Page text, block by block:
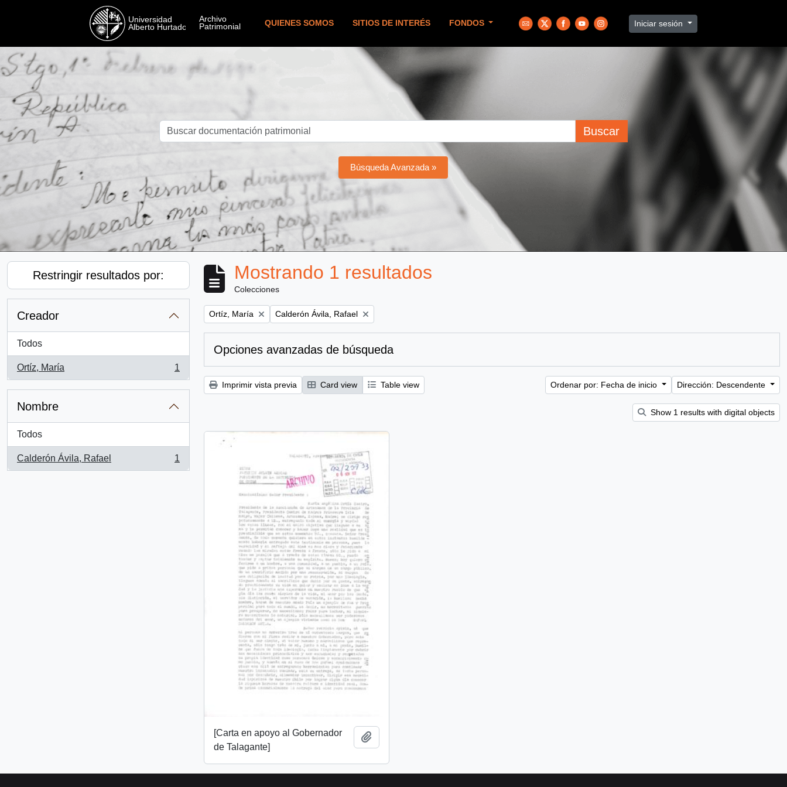
QUIENES SOMOS SITIOS DE INTERÉS FONDOS Iniciar sesión
Buscar
Búsqueda Avanzada »
Restringir resultados por:
Creador
Todos
Ortíz, María
, 1 resultados
1
Nombre
Todos
Calderón Ávila, Rafael
, 1 resultados
1
Mostrando 1 resultados
Colecciones
Remove filter:
Ortíz, María Remove filter:
Calderón Ávila, Rafael
Opciones avanzadas de búsqueda
Imprimir vista previa Card view Table view Ordenar por: Fecha de inicio Dirección: Descendente
Show 1 results with digital objects
[Carta en apoyo al Gobernador
de Talagante]